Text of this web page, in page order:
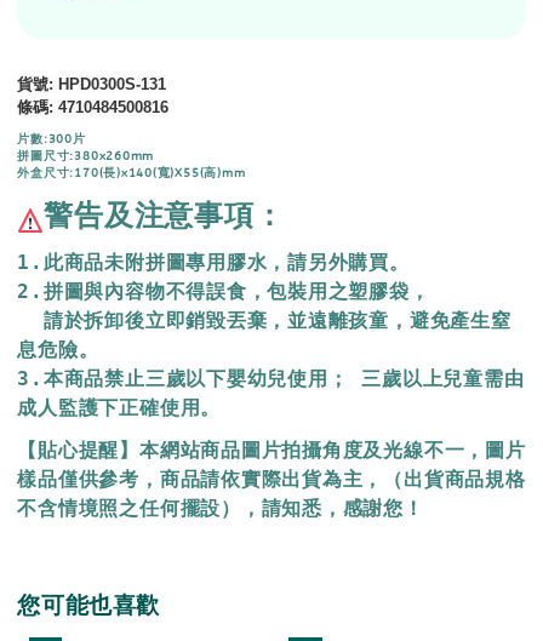
貨號: HPD0300S-131
條碼:4710484500816
片數:300片
拼圖尺寸:380x260mm
外盒尺寸:170(長)x140(寬)X55(高)mm
警告及注意事項：
1.此商品未附拼圖專用膠水，請另外購買。
2.拼圖與內容物不得誤食，包裝用之塑膠袋，
  請於拆卸後立即銷毀丟棄，
並遠離孩童，避免產生窒
息危險。
3.本商品禁止三歲以下嬰幼兒使用； 三歲以上兒童需由
成人監護下正確使用。
【貼心提醒】本網站商品圖片拍攝角度及光線不一，圖片
樣品僅供參考，商品請依實際出貨為主，（出貨商品規格
不含情境照之任何擺設），請知悉，感謝您！
您可能也喜歡